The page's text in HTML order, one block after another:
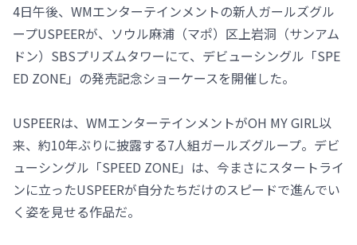
4日午後、WMエンターテインメントの新人ガールズグル
ープUSPEERが、ソウル麻浦（マポ）区上岩洞（サンアム
ドン）SBSプリズムタワーにて、デビューシングル「SPE
ED ZONE」の発売記念ショーケースを開催した。
USPEERは、WMエンターテインメントがOH MY GIRL以
来、約10年ぶりに披露する7人組ガールズグループ。デビ
ューシングル「SPEED ZONE」は、今まさにスタートライ
ンに立ったUSPEERが自分たちだけのスピードで進んでい
く姿を見せる作品だ。